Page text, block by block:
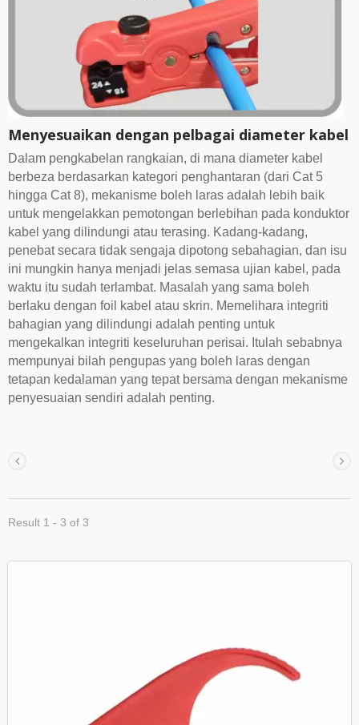
Menyesuaikan dengan pelbagai diameter kabel
Dalam pengkabelan rangkaian, di mana diameter kabel
berbeza berdasarkan kategori penghantaran (dari Cat 5
hingga Cat 8), mekanisme boleh laras adalah lebih baik
untuk mengelakkan pemotongan berlebihan pada konduktor
kabel yang dilindungi atau terasing. Kadang-kadang,
penebat secara tidak sengaja dipotong sebahagian, dan isu
ini mungkin hanya menjadi jelas semasa ujian kabel, pada
waktu itu sudah terlambat. Masalah yang sama boleh
berlaku dengan foil kabel atau skrin. Memelihara integriti
bahagian yang dilindungi adalah penting untuk
mengekalkan integriti keseluruhan perisai. Itulah sebabnya
mempunyai bilah pengupas yang boleh laras dengan
tetapan kedalaman yang tepat bersama dengan mekanisme
penyesuaian sendiri adalah penting.
Result 1 - 3 of 3